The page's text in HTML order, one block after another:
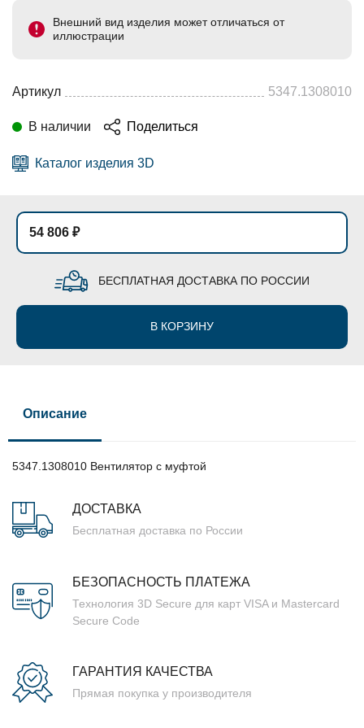
Внешний вид изделия может отличаться от
иллюстрации
Артикул 5347.1308010
В наличии Поделиться
Каталог изделия 3D
54 806 ₽
БЕСПЛАТНАЯ ДОСТАВКА ПО РОССИИ
В КОРЗИНУ
Описание
5347.1308010 Вентилятор с муфтой
ДОСТАВКА
Бесплатная доставка по России
БЕЗОПАСНОСТЬ ПЛАТЕЖА
Технология 3D Secure для карт VISA и Mastercard
Secure Code
ГАРАНТИЯ КАЧЕСТВА
Прямая покупка у производителя